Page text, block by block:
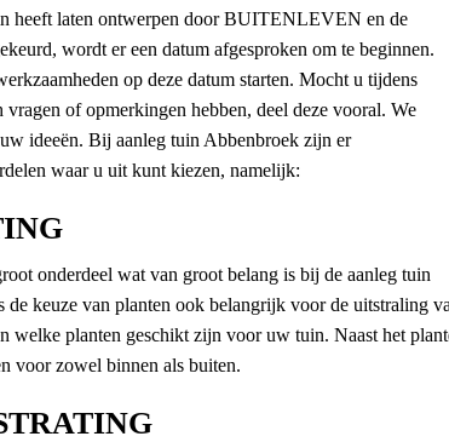
heeft laten ontwerpen door BUITENLEVEN en de
wordt er een datum afgesproken om te beginnen.
op deze datum starten. Mocht u tijdens
vragen of opmerkingen hebben, deel deze vooral. We
ideeën. Bij aanleg tuin Abbenbroek zijn er
waar u uit kunt kiezen, namelijk:
onderdeel wat van groot belang is bij de aanleg tuin
de keuze van planten ook belangrijk voor de uitstraling
welke planten geschikt zijn voor uw tuin. Naast het
voor zowel binnen als buiten.